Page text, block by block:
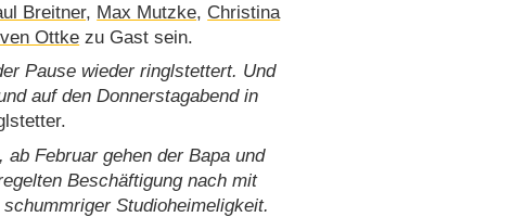
Breitner, Max Mutzke, Christina
Ottke zu Gast sein.
Pause wieder ringlstettert. Und
auf den Donnerstagabend in
Februar gehen der Bapa und
Beschäftigung nach mit
Studioheimeligkeit.